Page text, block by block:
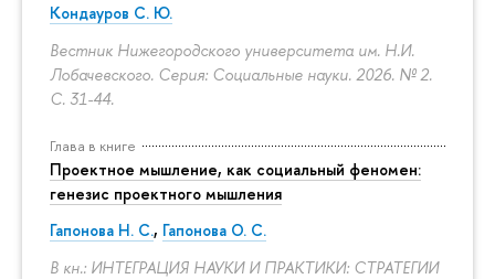
Кондауров С. Ю.
Вестник Нижегородского университета им. Н.И.
Лобачевского. Серия: Социальные науки. 2026. № 2.
С. 31-44.
Глава в книге
Проектное мышление, как социальный феномен:
генезис проектного мышления
Гапонова Н. С., Гапонова О. С.
В кн.: ИНТЕГРАЦИЯ НАУКИ И ПРАКТИКИ: СТРАТЕГИИ